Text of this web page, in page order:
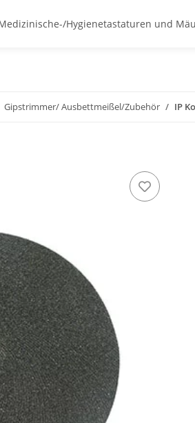
Hygienetastaturen und
Gipstrimmer/ Ausbettmeißel/Zubehör IP